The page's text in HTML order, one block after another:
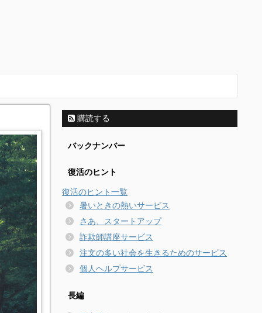
購読する
バックナンバー
復活のヒント
復活のヒント一覧
暑いときの熱いサービス
さあ、スタートアップ
詐欺師講座サービス
注文の多い社会を生きるためのサービス
個人ヘルプサービス
長編